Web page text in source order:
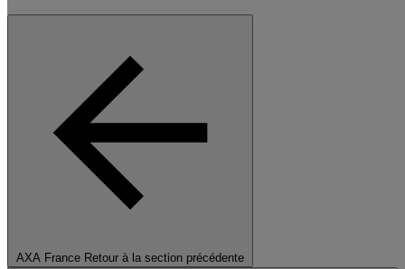
AXA France Retour à la section précédente